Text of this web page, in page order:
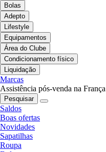
Bolas
Adepto
Lifestyle
Equipamentos
Área do Clube
Condicionamento físico
Liquidação
Marcas
Assistência pós-venda na França
Pesquisar
Saldos
Boas ofertas
Novidades
Sapatilhas
Roupa